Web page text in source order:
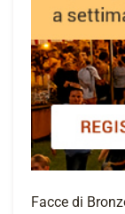
Facce di